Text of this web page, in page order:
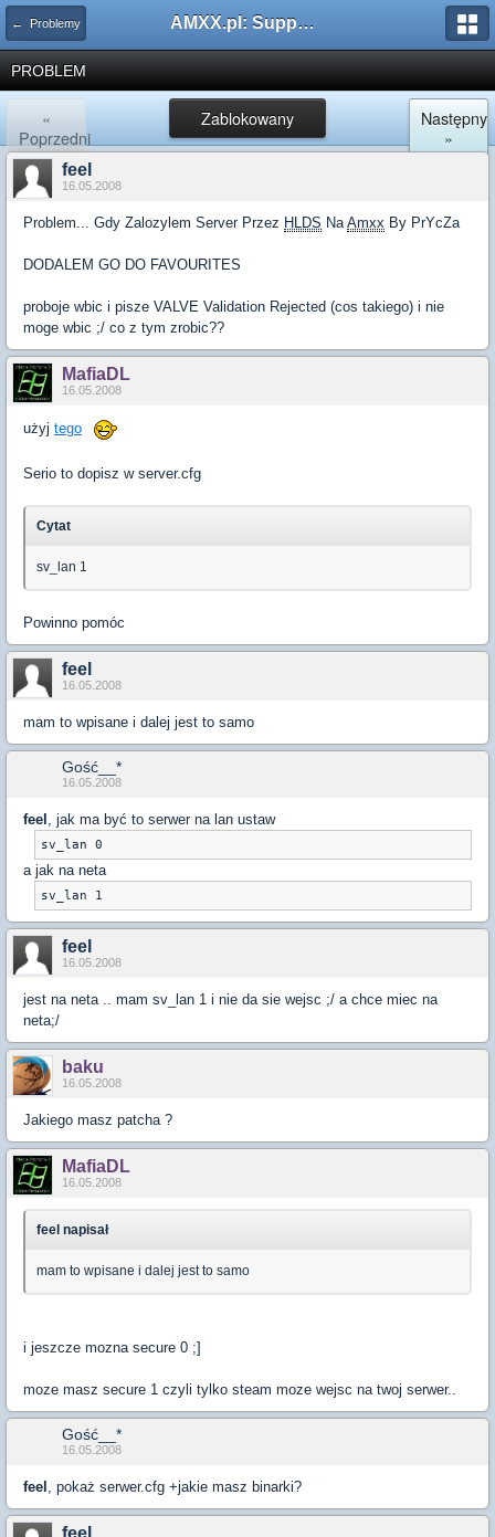
← Problemy AMXX.pl: Support AMX Mod X i SourceMod
PROBLEM
Zablokowany
«
Poprzedni
Następny
»
feel
16.05.2008
Problem... Gdy Zalozylem Server Przez HLDS NaAmxx By PrYcZa
DODALEM GO DO FAVOURITES
proboje wbic i pisze VALVE Validation Rejected (cos takiego) i nie
moge wbic ;/ co z tym zrobic??
MafiaDL
16.05.2008
użyj tego
Serio to dopisz w server.cfg
Cytat
sv_lan 1
Powinno pomóc
feel
16.05.2008
mam to wpisane i dalej jest to samo
Gość__*
16.05.2008
feel , jak ma być to serwer na lan ustaw
sv_lan 0
a jak na neta
sv_lan 1
feel
16.05.2008
jest na neta .. mam sv_lan 1 i nie da sie wejsc ;/ a chce miec na
neta;/
baku
16.05.2008
Jakiego masz patcha ?
MafiaDL
16.05.2008
feel napisał
mam to wpisane i dalej jest to samo
i jeszcze mozna secure 0 ;]
moze masz secure 1 czyli tylko steam moze wejsc na twoj serwer..
Gość__*
16.05.2008
feel , pokaż serwer.cfg +jakie masz binarki?
feel